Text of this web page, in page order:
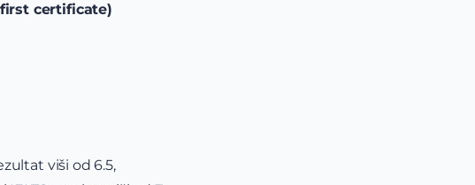
first certificate)
viši od 6.5,